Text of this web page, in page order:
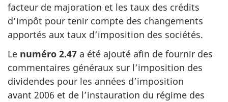
facteur de majoration et les taux des crédits
d’impôt pour tenir compte des changements
apportés aux taux d’imposition des sociétés.
Le numéro 2.47 a été ajouté afin de fournir des
commentaires généraux sur l’imposition des
dividendes pour les années d’imposition
avant 2006 et de l’instauration du régime des